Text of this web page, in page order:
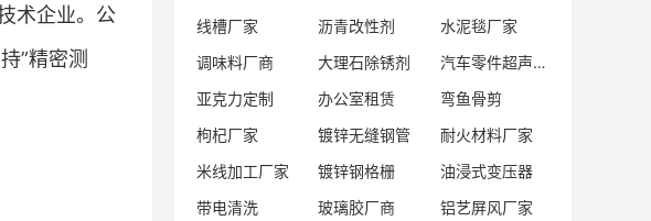
术企业。公
”精密测
线槽厂家
沥青改性剂
水泥毯厂家
调味料厂商
大理石除锈剂
汽车零件超声波清洗机
亚克力定制
办公室租赁
弯鱼骨剪
枸杞厂家
镀锌无缝钢管
耐火材料厂家
米线加工厂家
镀锌钢格栅
油浸式变压器
带电清洗
玻璃胶厂商
铝艺屏风厂家